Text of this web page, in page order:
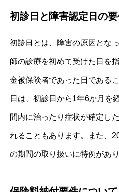
初診日と障害認定日の
初診日とは、障害の原因とな
師の診療を初めて受けた日を
金被保険者であった日である
日は、初診日から1年6か月を
間内に治ったり症状が確定し
れることもあります。また、
の期間の取り扱いに特例があり